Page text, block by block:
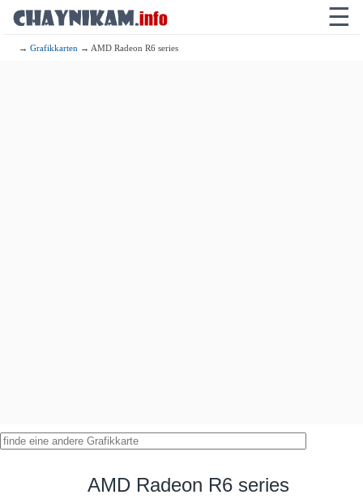
☰
→Grafikkarten → AMD Radeon R6 series
AMD Radeon R6 series